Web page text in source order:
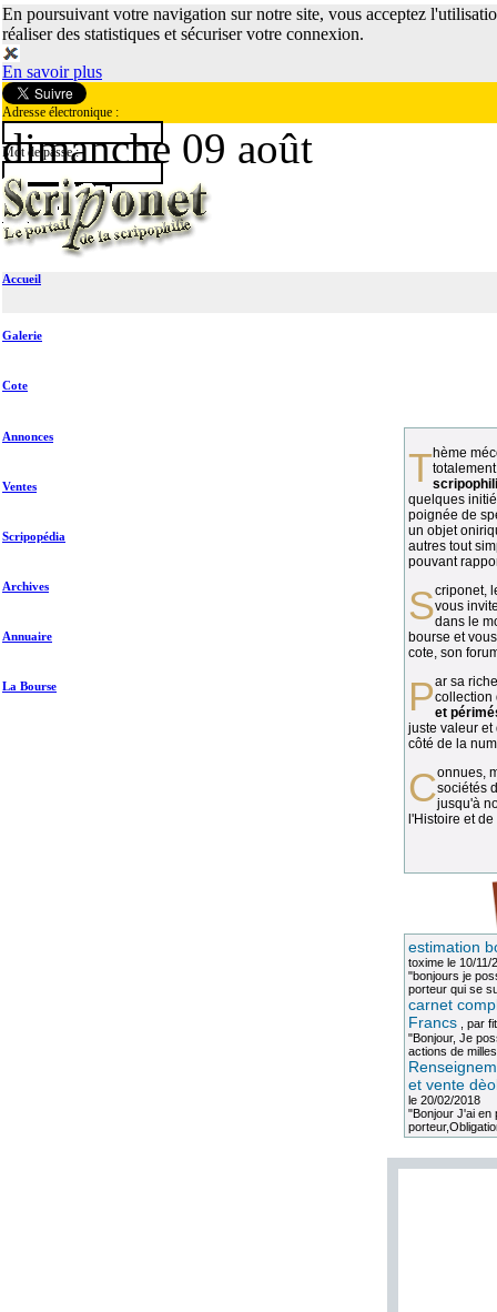
En poursuivant votre navigation sur notre site, vous acceptez
réaliser des statistiques et sécuriser votre connexion.
En savoir plus
Adresse électronique :
Mot de passe :
dimanche 09 août
Accueil
Galerie
Cote
Annonces
Ventes
Scripopédia
Archives
Annuaire
La Bourse
Thème méconnu des collectionneurs et
quelques
poignée de
un objet
autres tout
pouvant
vous
dans le
bourse et
cote, son
Par sa richesse et sa diversité, lacollection
et
juste valeur et
côté de la
Connues, méconnues, ou inconnues, lessociétés
jusqu'à
l'Histoire et
estimation
toximele 10/11/
"bonjours je
porteur qui se
carnet
Francs, par
"Bonjour, Je
actions de
et vente
le 20/02/2018
"Bonjour J'ai en